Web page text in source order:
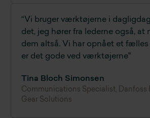
“Vi bruger værktøjerne i
det, jeg hører fra lederne også, at
dem altså. Vi har opnået et fælles
er det gode ved værktøjerne"
Tina Bloch Simonsen
Communications Specialist, Danfoss
Gear Solutions